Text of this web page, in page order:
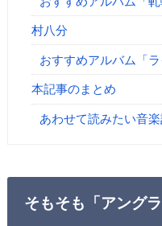
村八分
おすすめアルバム「ラ
本記事のまとめ
あわせて読みたい音
そもそも「アング